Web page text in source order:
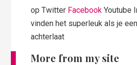
op Twitter Facebook Youtube
vinden het superleuk als je
achterlaat
More from my site